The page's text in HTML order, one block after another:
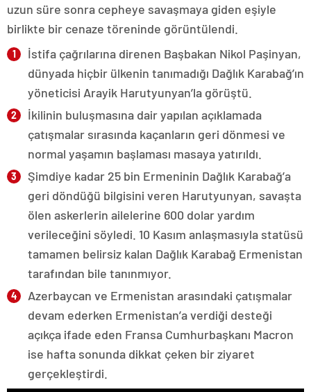
uzun süre sonra cepheye savaşmaya giden eşiyle
birlikte bir cenaze töreninde görüntülendi.
İstifa çağrılarına direnen Başbakan Nikol Paşinyan,
dünyada hiçbir ülkenin tanımadığı Dağlık Karabağ’ın
yöneticisi Arayik Harutyunyan’la görüştü.
İkilinin buluşmasına dair yapılan açıklamada
çatışmalar sırasında kaçanların geri dönmesi ve
normal yaşamın başlaması masaya yatırıldı.
Şimdiye kadar 25 bin Ermeninin Dağlık Karabağ’a
geri döndüğü bilgisini veren Harutyunyan, savaşta
ölen askerlerin ailelerine 600 dolar yardım
verileceğini söyledi. 10 Kasım anlaşmasıyla statüsü
tamamen belirsiz kalan Dağlık Karabağ Ermenistan
tarafından bile tanınmıyor.
Azerbaycan ve Ermenistan arasındaki çatışmalar
devam ederken Ermenistan’a verdiği desteği
açıkça ifade eden Fransa Cumhurbaşkanı Macron
ise hafta sonunda dikkat çeken bir ziyaret
gerçekleştirdi.